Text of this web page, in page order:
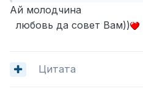
Ай молодчина
любовь да совет Вам))
Цитата